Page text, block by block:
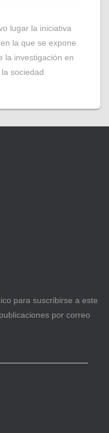
lugar la iniciativa
la que se expone
la investigación en
sociedad
para suscribirse a este
por correo